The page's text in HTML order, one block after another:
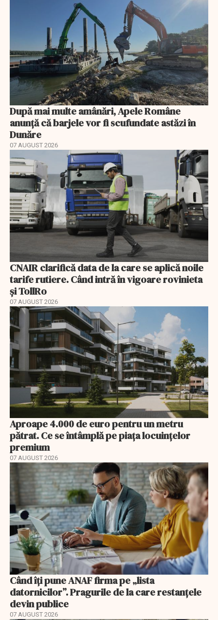
După mai multe amânări, Apele Române
anunță că barjele vor fi scufundate astăzi în
Dunăre
07 AUGUST 2026
CNAIR clarifică data de la care se aplică noile
tarife rutiere. Când intră în vigoare rovinieta
și TollRo
07 AUGUST 2026
Aproape 4.000 de euro pentru un metru
pătrat. Ce se întâmplă pe piața locuințelor
premium
07 AUGUST 2026
Când îți pune ANAF firma pe „lista
datornicilor”. Pragurile de la care restanțele
devin publice
07 AUGUST 2026